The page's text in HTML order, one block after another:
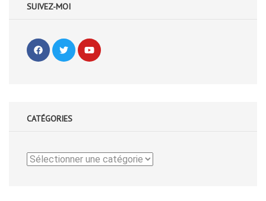
SUIVEZ-MOI
CATÉGORIES
Catégories